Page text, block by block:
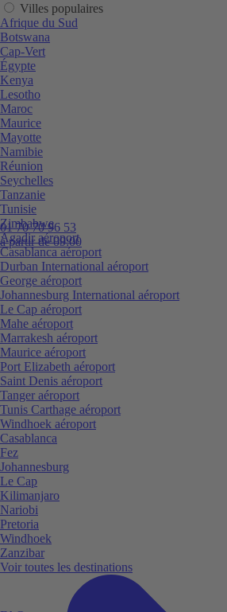
01 70 70 96 53
à partir de 09:00
Villes populaires
Afrique du Sud
Botswana
Cap-Vert
Égypte
Kenya
Lesotho
Maroc
Maurice
Mayotte
Namibie
Réunion
Seychelles
Tanzanie
Tunisie
Zimbabwe
Agadir aéroport
Casablanca aéroport
Durban International aéroport
George aéroport
Johannesburg International aéroport
Le Cap aéroport
Mahe aéroport
Marrakesh aéroport
Maurice aéroport
Port Elizabeth aéroport
Saint Denis aéroport
Tanger aéroport
Tunis Carthage aéroport
Windhoek aéroport
Casablanca
Fez
Johannesburg
Le Cap
Kilimanjaro
Nariobi
Pretoria
Windhoek
Zanzibar
Voir toutes les destinations